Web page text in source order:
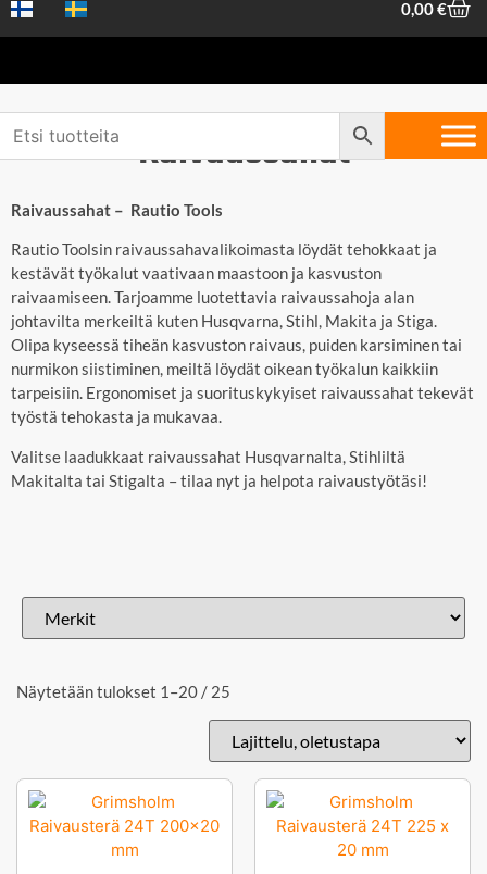
0,00€
Raivaussahat
Raivaussahat – Rautio Tools
Rautio Toolsin raivaussahavalikoimasta löydät tehokkaat ja
kestävät työkalut vaativaan maastoon ja kasvuston
raivaamiseen. Tarjoamme luotettavia raivaussahoja alan
johtavilta merkeiltä kuten Husqvarna, Stihl, Makita ja Stiga.
Olipa kyseessä tiheän kasvuston raivaus, puiden karsiminen tai
nurmikon siistiminen, meiltä löydät oikean työkalun kaikkiin
tarpeisiin. Ergonomiset ja suorituskykyiset raivaussahat tekevät
työstä tehokasta ja mukavaa.
Valitse laadukkaat raivaussahat Husqvarnalta, Stihliltä
Makitalta tai Stigalta – tilaa nyt ja helpota raivaustyötäsi!
Näytetään tulokset 1–20 / 25